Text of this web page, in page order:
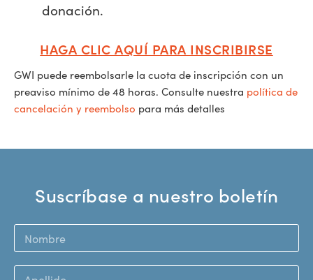
donación.
HAGA CLIC AQUÍ PARA INSCRIBIRSE
GWI puede reembolsarle la cuota de inscripción con un
preaviso mínimo de 48 horas. Consulte nuestra política de
cancelación y reembolso para más detalles
Suscríbase a nuestro boletín